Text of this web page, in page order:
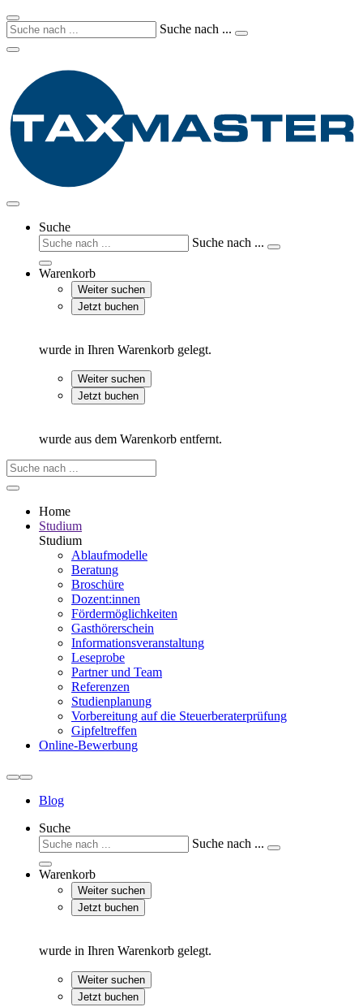
Suche nach ...
Suche
Suche nach ...
Warenkorb
Weiter suchen
Jetzt buchen
wurde in Ihren Warenkorb gelegt.
Weiter suchen
Jetzt buchen
wurde aus dem Warenkorb entfernt.
Home
Studium
Studium
Ablaufmodelle
Beratung
Broschüre
Dozent:innen
Fördermöglichkeiten
Gasthörerschein
Informationsveranstaltung
Leseprobe
Partner und Team
Referenzen
Studienplanung
Vorbereitung auf die Steuerberater­prüfung
Gipfeltreffen
Online-Bewerbung
Blog
Suche
Suche nach ...
Warenkorb
Weiter suchen
Jetzt buchen
wurde in Ihren Warenkorb gelegt.
Weiter suchen
Jetzt buchen